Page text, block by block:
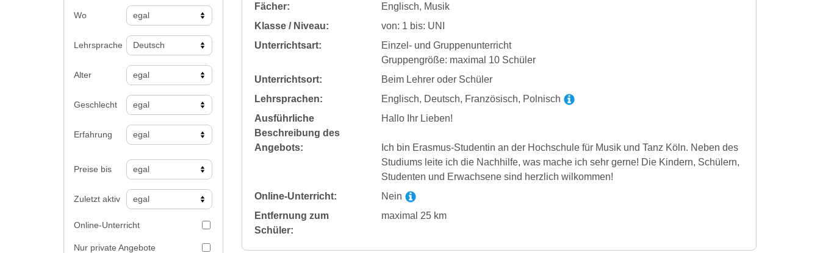
Wo
Lehrsprache
Alter
Geschlecht
Erfahrung
Preise bis
Zuletzt aktiv
Online-Unterricht
Nur private Angebote
Fächer:
Englisch, Musik
Klasse / Niveau:
von: 1 bis: UNI
Unterrichtsart:
Einzel- und Gruppenunterricht
Gruppengröße: maximal 10 Schüler
Unterrichtsort:
Beim Lehrer oder Schüler
Lehrsprachen:
Englisch, Deutsch, Französisch, Polnisch
Ausführliche
Beschreibung des
Angebots:
Hallo Ihr Lieben!
Ich bin Erasmus-Studentin an der Hochschule für Musik und Tanz Köln. Neben des
Studiums leite ich die Nachhilfe, was mache ich sehr gerne! Die Kindern, Schülern,
Studenten und Erwachsene sind herzlich wilkommen!
Online-Unterricht:
Nein
Entfernung zum
Schüler:
maximal 25 km